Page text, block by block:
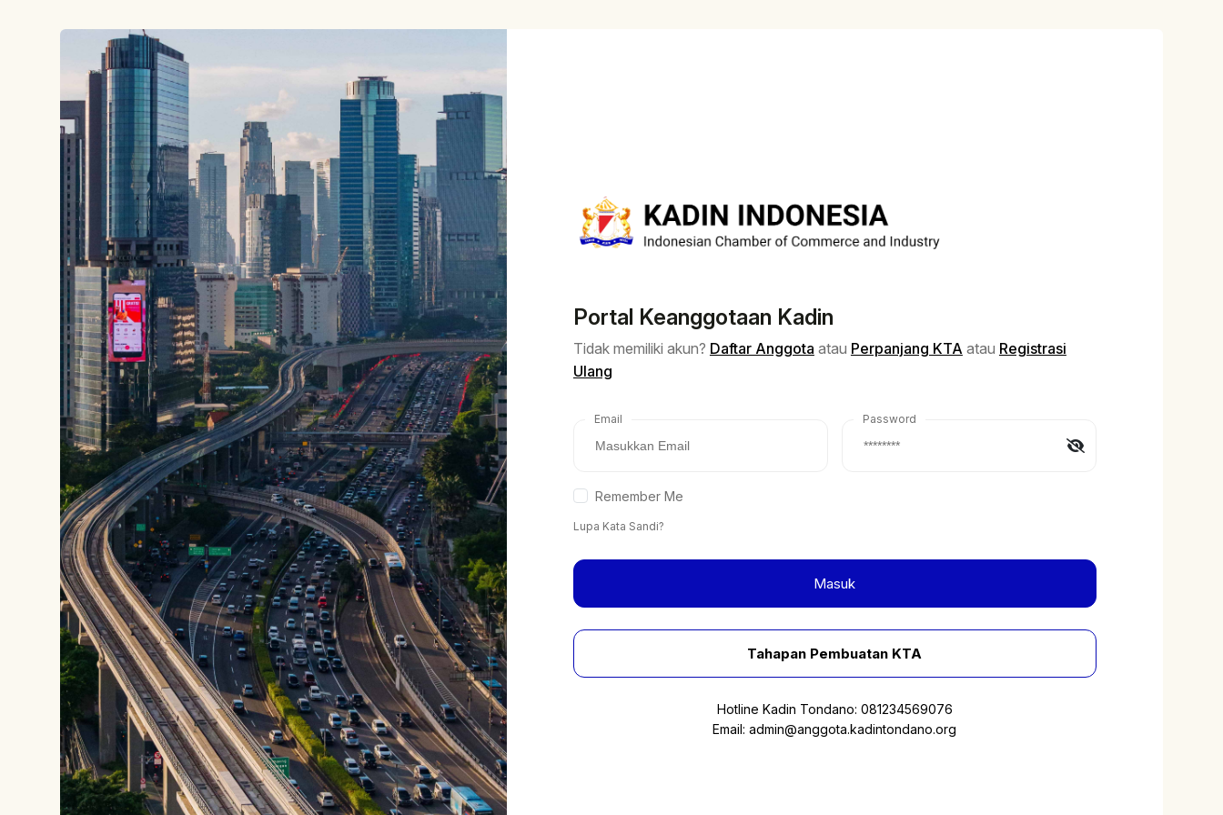
Portal Keanggotaan Kadin
Tidak memiliki akun? Daftar Anggota atau Perpanjang KTA atau Registrasi
Ulang
Email Password
Remember Me
Lupa Kata Sandi?
Masuk
Tahapan Pembuatan KTA
Hotline Kadin Tondano: 081234569076
Email:admin@anggota.kadintondano.org